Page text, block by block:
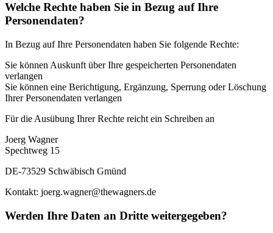
Welche Rechte haben Sie in Bezug auf Ihre
Personendaten?
In Bezug auf Ihre Personendaten haben Sie folgende Rechte:
Sie können Auskunft über Ihre gespeicherten Personendaten
verlangen
Sie können eine Berichtigung, Ergänzung, Sperrung oder Löschung
Ihrer Personendaten verlangen
Für die Ausübung Ihrer Rechte reicht ein Schreiben an
Joerg Wagner
Spechtweg 15
DE-73529 Schwäbisch Gmünd
Kontakt: joerg.wagner@thewagners.de
Werden Ihre Daten an Dritte weitergegeben?